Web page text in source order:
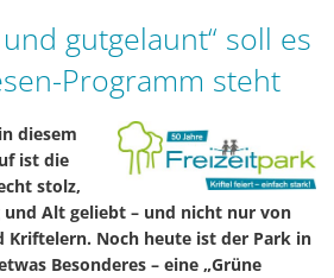
gutgelaunt“ soll es
Programm steht
diesem
ist die
stolz,
Alt geliebt – und nicht nur von
Kriftelern. Noch heute ist der Park in
Besonderes – eine „Grüne